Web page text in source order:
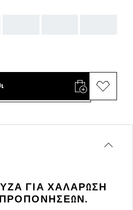
ΓΙΑ ΧΑΛΆΡΩΣΗ